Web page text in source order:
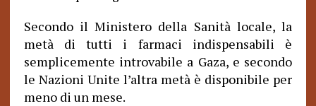
Secondo il Ministero della Sanità locale, la
metà di tutti i farmaci indispensabili è
semplicemente introvabile a Gaza, e secondo
le Nazioni Unite l’altra metà è disponibile per
meno di un mese.